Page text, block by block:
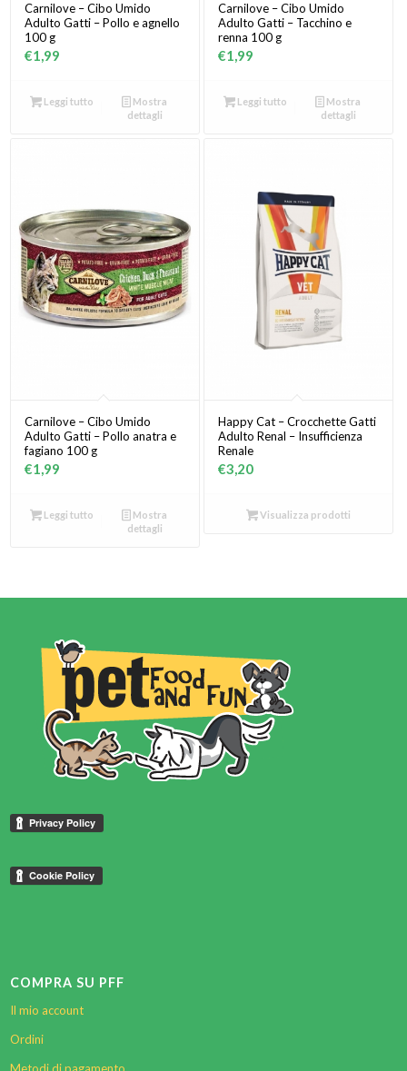
Carnilove – Cibo Umido
Adulto Gatti – Pollo e agnello
100 g
€1,99
Leggi tutto
Mostra
dettagli
Carnilove – Cibo Umido
Adulto Gatti – Tacchino e
renna 100 g
€1,99
Leggi tutto
Mostra
dettagli
Carnilove – Cibo Umido
Adulto Gatti – Pollo anatra e
fagiano 100 g
€1,99
Leggi tutto
Mostra
dettagli
Happy Cat – Crocchette Gatti
Adulto Renal – Insufficienza
Renale
€3,20
Visualizza prodotti
COMPRA SU PFF
Il mio account
Ordini